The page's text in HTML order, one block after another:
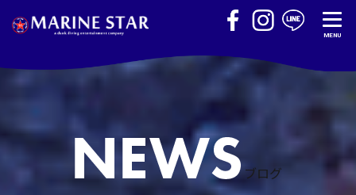
MENU
ブログ